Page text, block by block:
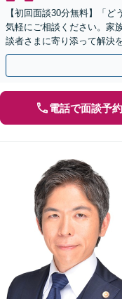
【初回面談30分無料】「
気軽にご相談ください。家
談者さまに寄り添って解決
分】
電話で面談予約